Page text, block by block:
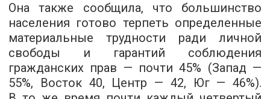
Она также сообщила, что большинство
населения готово терпеть определенные
материальные трудности ради личной
свободы и гарантий соблюдения
гражданских прав — почти 45% (Запад —
55%, Восток 40, Центр — 42, Юг — 46%).